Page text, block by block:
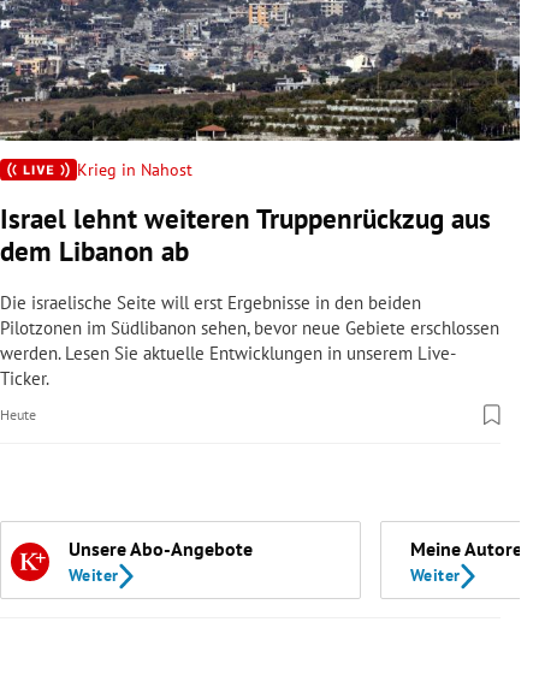
Krieg in Nahost
Israel lehnt weiteren Truppenrückzug aus
dem Libanon ab
Die israelische Seite will erst Ergebnisse in den beiden
Pilotzonen im Südlibanon sehen, bevor neue Gebiete erschlossen
werden. Lesen Sie aktuelle Entwicklungen in unserem Live-
Ticker.
Heute
Unsere Abo-Angebote
Weiter
Meine Autoren
Weiter